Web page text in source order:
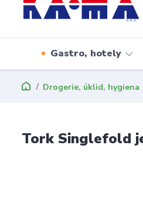
Gastro, hotely
Drogerie, úklid, hygiena
Tork Singlefold